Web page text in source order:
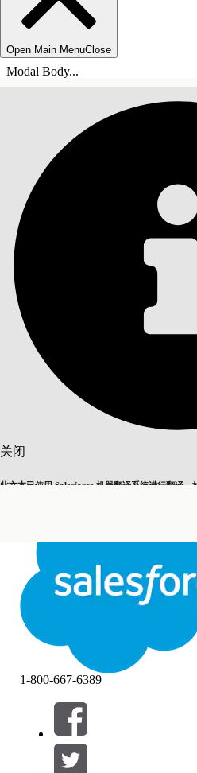
Open Main MenuClose
Modal Body...
关闭
此文本已使用 Salesforce 机器翻译系统进行翻译。
关闭关闭
目录
筛选条件： (0)
选择筛选器
1-800-667-6389